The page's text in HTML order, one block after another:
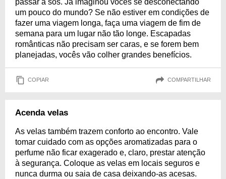
passar a sós. Já imaginou vocês se desconectando
um pouco do mundo? Se não estiver em condições de
fazer uma viagem longa, faça uma viagem de fim de
semana para um lugar não tão longe. Escapadas
românticas não precisam ser caras, e se forem bem
planejadas, vocês vão colher grandes benefícios.
COPIAR COMPARTILHAR
Acenda velas
As velas também trazem conforto ao encontro. Vale
tomar cuidado com as opções aromatizadas para o
perfume não ficar exagerado e, claro, prestar atenção
à segurança. Coloque as velas em locais seguros e
nunca durma ou saia de casa deixando-as acesas.